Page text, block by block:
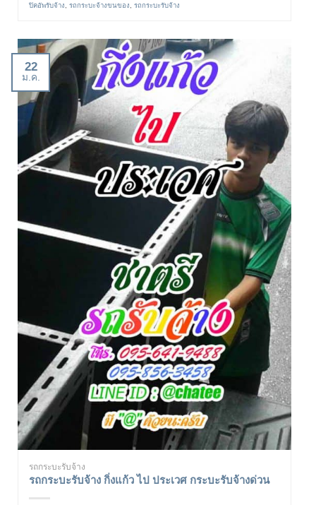
ปิคอัพรับจ้าง
รถกระบะจ้างขนของ รถกระบะรับจ้าง
22
ม.ค.
รถกระบะรับจ้าง
รถกระบะรับจ้าง กิ่งแก้ว ไป ประเวศ กระบะรับจ้างด่วน